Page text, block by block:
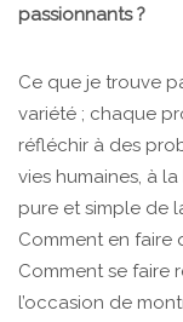
passionnants ?
Ce que je trouve
variété ; chaque
réfléchir à des
vies humaines, à
pure et simple de
Comment en faire
Comment se faire
l’occasion de